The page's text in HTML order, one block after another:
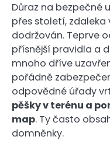
Důraz na bezpečné
přes století,
dodržován. Teprve
přísnější pravidla a
mnoho dříve
pořádně
odpovědné úřady
pěšky v terénu a
map. Ty často
domněnky.